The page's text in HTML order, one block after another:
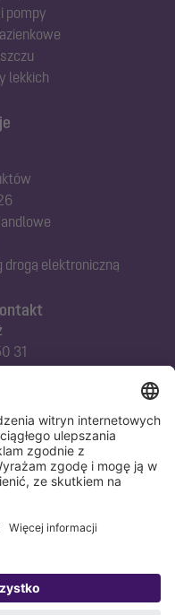
pompy
lekkich
31
51
drogą elektroniczną
redakcyjna